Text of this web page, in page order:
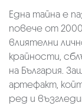
Една тайна е
повече от
влиятелни
крайности,
на България.
артефакт,
ред и